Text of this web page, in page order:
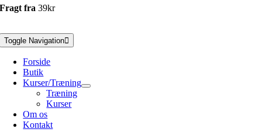
Fragt fra39kr
Toggle Navigation
Forside
Butik
Kurser/Træning
Træning
Kurser
Om os
Kontakt